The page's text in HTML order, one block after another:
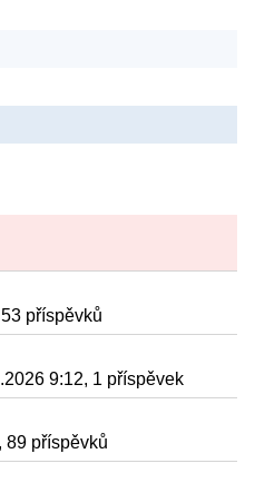
příspěvků
9:12, 1 příspěvek
89 příspěvků